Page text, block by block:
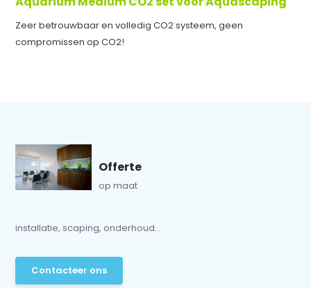
Zeer betrouwbaar en volledig CO2 systeem, geen
compromissen op CO2!
Offerte
op maat
installatie, scaping, onderhoud...
Contacteer ons